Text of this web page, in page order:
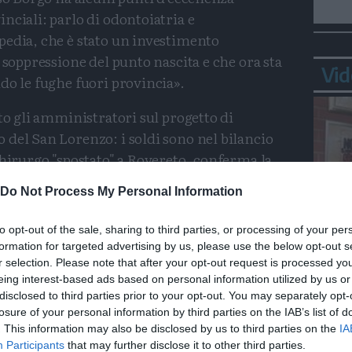
Do Not Process My Personal Information
opt-out of the sale, sharing to third parties, or processing of your
for targeted advertising by us, please use the below opt-out
selection. Please note that after your opt-out request is processed
interest-based ads based on personal information utilized by us
to third parties prior to your opt-out. You may separately
of your personal information by third parties on the IAB’s list of
This information may also be disclosed by us to third parties on the
Participants that may further disclose it to other third parties.
parlo di odontoiatria e
che è stato un investimento
del punto nascita e che ora sta
le fughe fuori provincia».
gli amministratori sul progetto di
San Lorenzo: i soldi sono nel bilancio
"spostato" a Rovereto, conferma la
Borgo è di 1 primario e 4 medici: «Se ho
dove c'è bisogno. Ognuno fa il suo
chiedere all'Azienda che sia garantita
adeguato. Non perdiamoci dietro ai
quelli del 2012», conclude.
Condividi
TwitterCondividi
Mail
Apss San Lorenzo